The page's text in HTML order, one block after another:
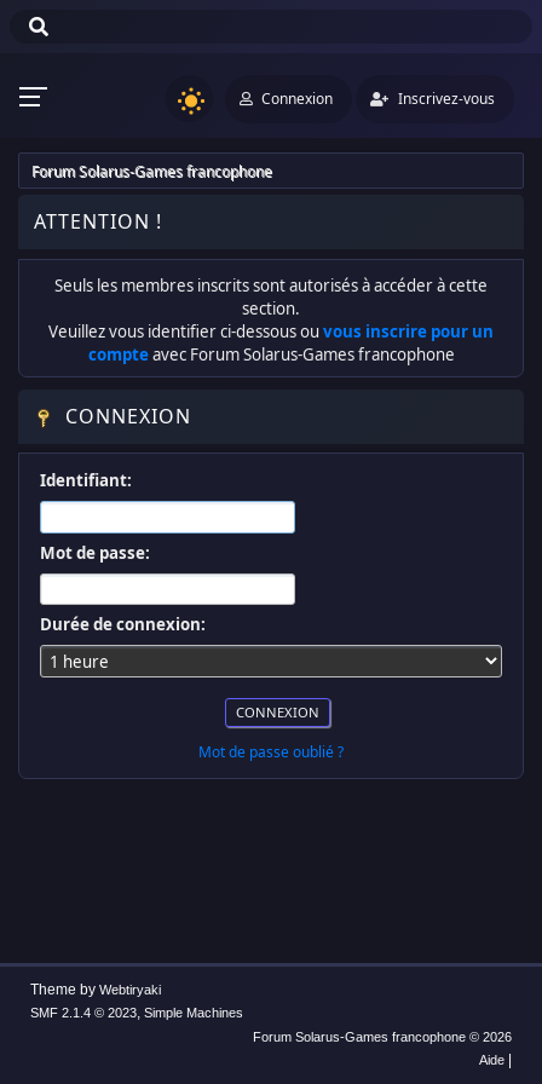
Connexion Inscrivez-vous
Forum Solarus-Games francophone
ATTENTION !
Seuls les membres inscrits sont autorisés à accéder à cette
section.
Veuillez vous identifier ci-dessous ou vous inscrire pour un
compteavec Forum Solarus-Games francophone
CONNEXION
Identifiant:
Mot de passe:
Durée de connexion:
Mot de passe oublié ?
Theme by Webtiryaki
SMF 2.1.4 © 2023, Simple Machines
Forum Solarus-Games francophone © 2026
Aide